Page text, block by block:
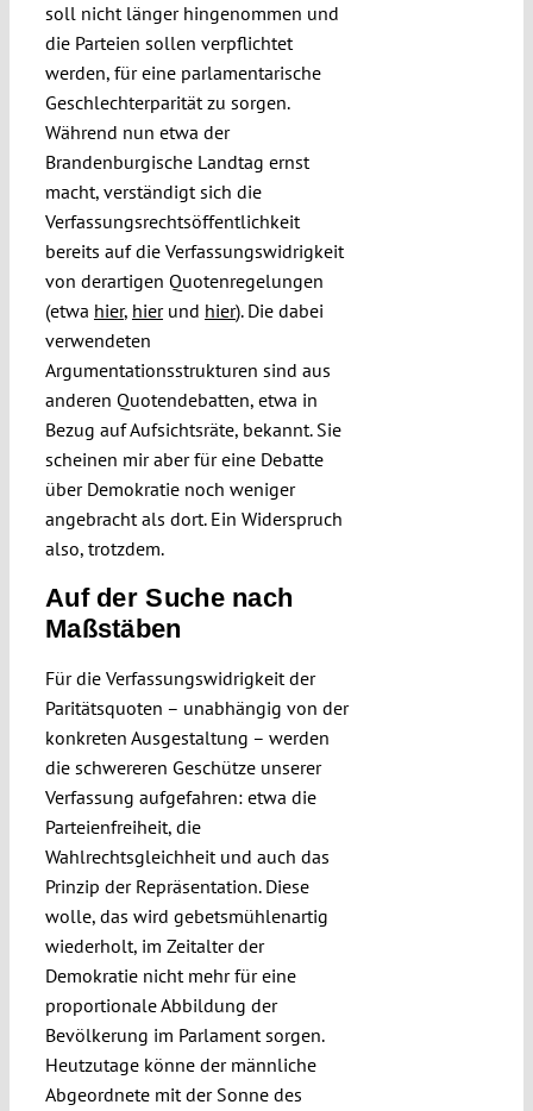
soll nicht länger hingenommen und
die Parteien sollen verpflichtet
werden, für eine parlamentarische
Geschlechterparität zu sorgen.
Während nun etwa der
Brandenburgische Landtag ernst
macht, verständigt sich die
Verfassungsrechtsöffentlichkeit
bereits auf die Verfassungswidrigkeit
von derartigen Quotenregelungen
(etwa hier, hierund hier). Die dabei
verwendeten
Argumentationsstrukturen sind aus
anderen Quotendebatten, etwa in
Bezug auf Aufsichtsräte, bekannt. Sie
scheinen mir aber für eine Debatte
über Demokratie noch weniger
angebracht als dort. Ein Widerspruch
also, trotzdem.
Auf der Suche nach
Maßstäben
Für die Verfassungswidrigkeit der
Paritätsquoten – unabhängig von der
konkreten Ausgestaltung – werden
die schwereren Geschütze unserer
Verfassung aufgefahren: etwa die
Parteienfreiheit, die
Wahlrechtsgleichheit und auch das
Prinzip der Repräsentation. Diese
wolle, das wird gebetsmühlenartig
wiederholt, im Zeitalter der
Demokratie nicht mehr für eine
proportionale Abbildung der
Bevölkerung im Parlament sorgen.
Heutzutage könne der männliche
Abgeordnete mit der Sonne des